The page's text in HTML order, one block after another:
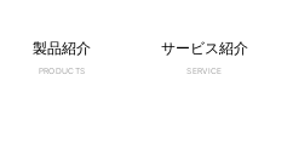
製品紹介
PRODUCTS
サービス紹介
SERVICE